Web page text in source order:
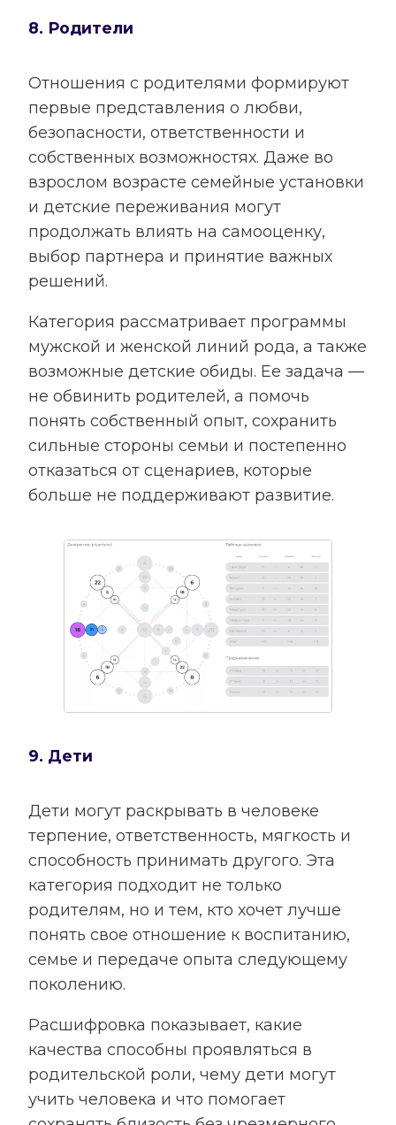
8. Родители
Отношения с родителями формируют
первые представления о любви,
безопасности, ответственности и
собственных возможностях. Даже во
взрослом возрасте семейные установки
и детские переживания могут
продолжать влиять на самооценку,
выбор партнера и принятие важных
решений.
Категория рассматривает программы
мужской и женской линий рода, а также
возможные детские обиды. Ее задача —
не обвинить родителей, а помочь
понять собственный опыт, сохранить
сильные стороны семьи и постепенно
отказаться от сценариев, которые
больше не поддерживают развитие.
9. Дети
Дети могут раскрывать в человеке
терпение, ответственность, мягкость и
способность принимать другого. Эта
категория подходит не только
родителям, но и тем, кто хочет лучше
понять свое отношение к воспитанию,
семье и передаче опыта следующему
поколению.
Расшифровка показывает, какие
качества способны проявляться в
родительской роли, чему дети могут
учить человека и что помогает